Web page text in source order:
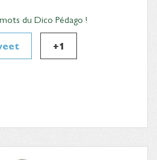
du Dico Pédago !
+1